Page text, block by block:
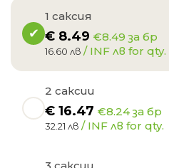
1 саксия
€ 8.49 €8.49 за бр
16.60 лв / INF лв for qty.
2 саксии
€ 16.47 €8.24 за бр
32.21 лв / INF лв for qty.